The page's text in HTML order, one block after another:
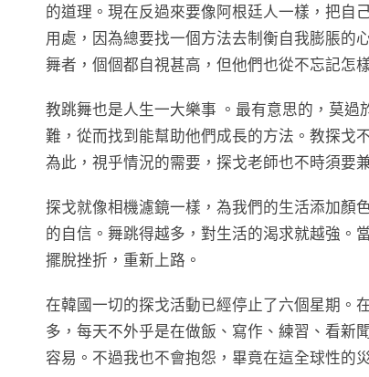
的道理。現在反過來要像阿根廷人一樣，把自
用處，因為總要找一個方法去制衡自我膨脹的
舞者，個個都自視甚高，但他們也從不忘記怎
教跳舞也是人生一大樂事 。最有意思的，莫
難，從而找到能幫助他們成長的方法。教探戈
為此，視乎情況的需要，探戈老師也不時須要
探戈就像相機濾鏡一樣，為我們的生活添加顏
的自信。舞跳得越多，對生活的渴求就越強。
擺脫挫折，重新上路。
在韓國一切的探戈活動已經停止了六個星期。
多，每天不外乎是在做飯、寫作、練習、看新
容易。不過我也不會抱怨，畢竟在這全球性的